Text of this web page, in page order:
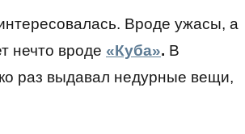
Вроде ужасы, а
нечто вроде «Куба». В
раз выдавал недурные вещи,